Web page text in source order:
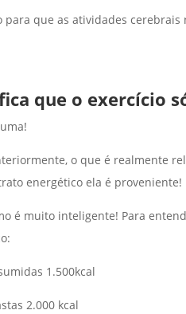
para que as atividades cerebrais
que o exercício
o que é realmente
energético ela é proveniente!
é muito inteligente! Para
1.500kcal
2.000 kcal